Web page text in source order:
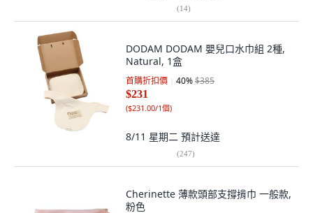
(14)
DODAM DODAM 嬰兒口水巾組 2種,
Natural, 1盒
首購折扣價 40%$385
$231
($231.00/1個)
8/11 星期二 預計送達
(247)
Cherinette 薄款頭部支撐揹巾 一般款,
粉色